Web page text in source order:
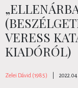
VERESS
KIADÓRÓL)
Zelei Dávid (1985)